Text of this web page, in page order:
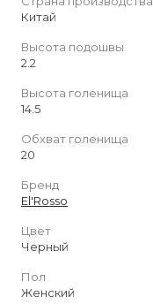
Китай
Высота подошвы
2.2
Высота голенища
14.5
Обхват голенища
20
Бренд
El'Rosso
Цвет
Черный
Пол
Женский